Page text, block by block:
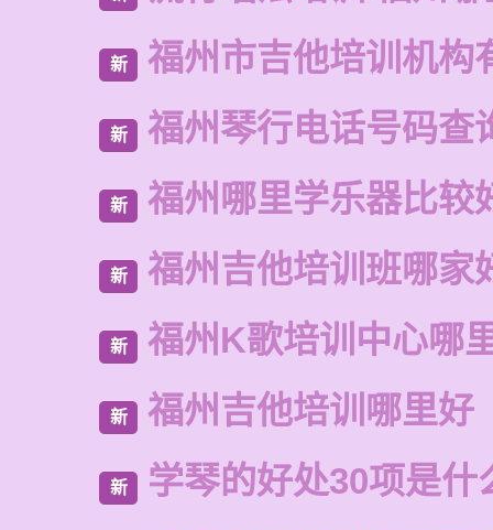
新 福州市吉他培训机构
新 福州琴行电话号码查
新 福州哪里学乐器比较
新 福州吉他培训班哪家
新 福州K歌培训中心哪
新 福州吉他培训哪里好
新 学琴的好处30项是什